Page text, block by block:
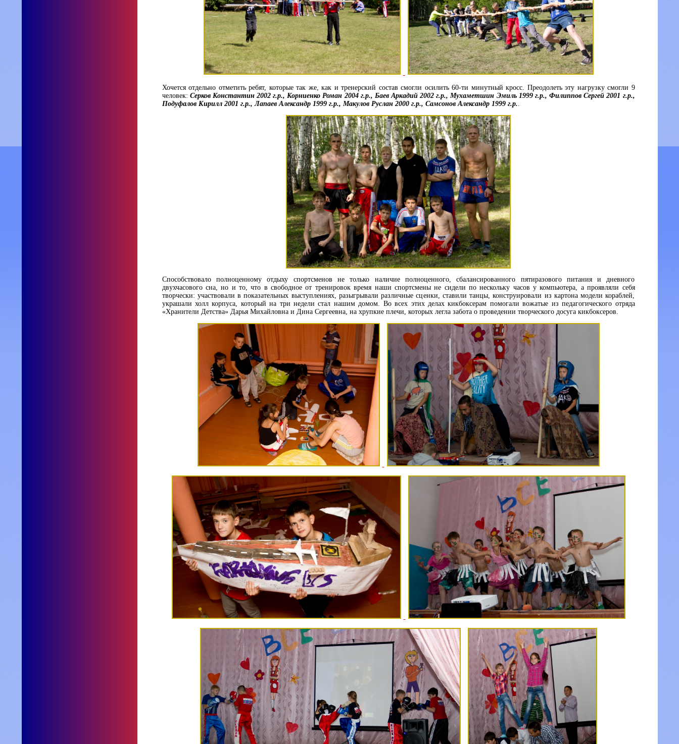
Хочется отдельно отметить ребят, которые так же, как и тренерский состав смогли осилить 60-ти минутный кросс. Преодолеть эту нагрузку смогли 9
человек: Серков Константин 2002 г.р., Корниенко Роман 2004 г.р., Баев Аркадий 2002 г.р., Мухаметшин Эмиль 1999 г.р., Филиппов Сергей 2001 г.р.,
Подуфалов Кирилл 2001 г.р., Лапаев Александр 1999 г.р., Макулов Руслан 2000 г.р., Самсонов Александр 1999 г.р..
Способствовало полноценному отдыху спортсменов не только наличие полноценного, сбалансированного пятиразового питания и дневного
двухчасового сна, но и то, что в свободное от тренировок время наши спортсмены не сидели по нескольку часов у компьютера, а проявляли себя
творчески: участвовали в показательных выступлениях, разыгрывали различные сценки, ставили танцы, конструировали из картона модели кораблей,
украшали холл корпуса, который на три недели стал нашим домом. Во всех этих делах кикбоксерам помогали вожатые из педагогического отряда
«Хранители Детства» Дарья Михайловна и Дина Сергеевна, на хрупкие плечи, которых легла забота о проведении творческого досуга кикбоксеров.